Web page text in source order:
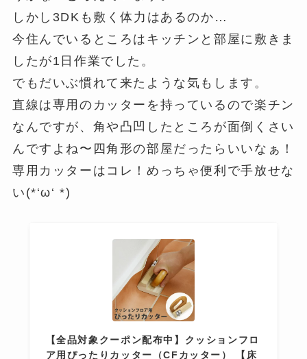
しかし3DKも敷く体力はあるのか…
今住んでいるところはキッチンと部屋に敷きま
したが1日作業でした。
でもだいぶ慣れて来たような気もします。
直線は専用のカッターを持っているので楽チン
なんですが、角や凸凹したところが面倒くさい
んですよね〜四角形の部屋だったらいいなぁ！
専用カッターはコレ！めっちゃ便利で手放せな
い(*‘ω‘ *)
【全品対象クーポン配布中】クッションフロ
ア用ぴったりカッター（CFカッター） 【床